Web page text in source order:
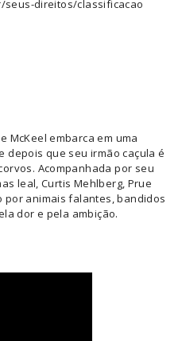
seus-direitos/classificacao
McKeel embarca em uma
depois que seu irmão caçula é
Acompanhada por seu
leal, Curtis Mehlberg, Prue
por animais falantes, bandidos
dor e pela ambição.